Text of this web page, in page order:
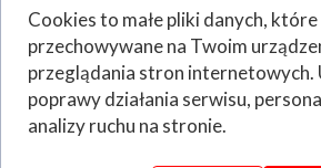
świeca jest potężnym
absorbowania
usuwania przeszkód i
klątw. Używana jest także
się od niechcianych energii i
Cookies to małe pliki danych, które
przechowywane na Twoim
przeglądania stron internetowych.
poprawy działania serwisu,
analizy ruchu na stronie.